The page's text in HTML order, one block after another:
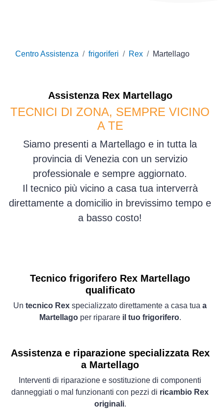
Centro Assistenza frigoriferi Rex Martellago
Assistenza RexMartellago
TECNICI DI ZONA, SEMPRE VICINO
A TE
Siamo presenti a Martellago e in tutta la
provincia di Venezia con un servizio
professionale e sempre aggiornato.
Il tecnico più vicino a casa tua interverrà
direttamente a domicilio in brevissimo tempo e
a basso costo!
Tecnico frigorifero Rex Martellago
qualificato
Un tecnico Rex specializzato direttamente a casa tua a
Martellagoper riparare il tuo frigorifero.
Assistenza e riparazione specializzata Rex
a Martellago
Interventi di riparazione e sostituzione di componenti
danneggiati o mal funzionanti con pezzi di ricambio Rex
originali.